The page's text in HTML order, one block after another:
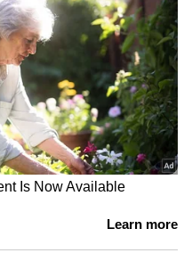
ഡാറ്റാ സെന്റര്‍